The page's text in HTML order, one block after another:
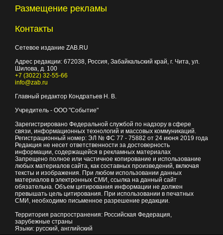
Размещение рекламы
Контакты
Сетевое издание ZAB.RU
Адрес редакции: 672038, Россия, Забайкальский край, г. Чита, ул.
Шилова, д. 100
+7 (3022) 32-55-66
info@zab.ru
Главный редактор Кондратьев Н. В.
Учредитель - ООО "Событие"
Зарегистрировано Федеральной службой по надзору в сфере
связи, информационных технологий и массовых коммуникаций.
Регистрационный номер: ЭЛ № ФС 77 - 75882 от 24 июня 2019 года
Редакция не несет ответственности за достоверность
информации, содержащейся в рекламных материалах
Запрещено полное или частичное копирование и использование
любых материалов сайта, как составных произведений, включая
тексты и изображения. При любом использовании данных
материалов в электронных СМИ, ссылка на данный сайт
обязательна. Объем цитирования информации не должен
превышать цель цитирования. При использовании в печатных
СМИ, необходимо письменное разрешение редакции.
Территория распространения: Российская Федерация,
зарубежные страны
Языки: русский, английский